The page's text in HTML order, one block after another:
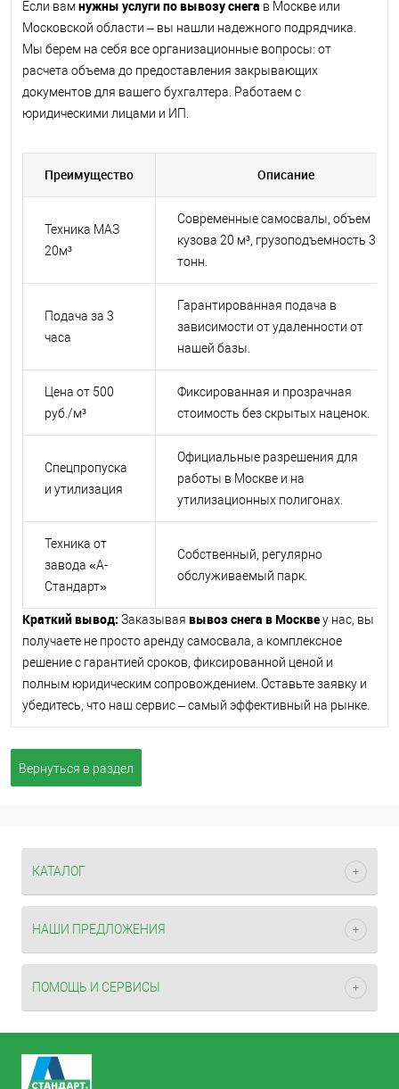
Если вамнужны услуги по вывозу снега в Москве или
Московской области – вы нашли надежного подрядчика.
Мы берем на себя все организационные вопросы: от
расчета объема до предоставления закрывающих
документов для вашего бухгалтера. Работаем с
юридическими лицами и ИП.
Преимущество Описание
Техника МАЗ
20м³
Современные самосвалы, объем
кузова 20 м³, грузоподъемность 30
тонн.
Подача за 3
часа
Гарантированная подача в
зависимости от удаленности от
нашей базы.
Цена от 500
руб./м³
Фиксированная и прозрачная
стоимость без скрытых наценок.
Спецпропуска
и утилизация
Официальные разрешения для
работы в Москве и на
утилизационных полигонах.
Техника от
завода «А-
Стандарт»
Собственный, регулярно
обслуживаемый парк.
Краткий вывод: Заказывая вывоз снега в Москвеу нас, вы
получаете не просто аренду самосвала, а комплексное
решение с гарантией сроков, фиксированной ценой и
полным юридическим сопровождением. Оставьте заявку и
убедитесь, что наш сервис – самый эффективный на рынке.
Вернуться в раздел
КАТАЛОГ
НАШИ ПРЕДЛОЖЕНИЯ
ПОМОЩЬ И СЕРВИСЫ